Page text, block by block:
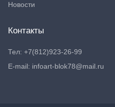
Новости
Контакты
Тел: +7(812)923-26-99
E-mail: infoart-blok78@mail.ru